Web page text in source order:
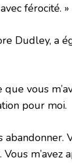
férocité. »
Dudley, a
vous
pour moi.
abandonner.
m’avez